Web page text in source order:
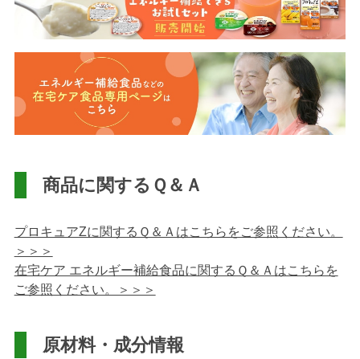
商品に関するＱ＆Ａ
プロキュアZに関するＱ＆Ａはこちらをご参照ください。
＞＞＞
在宅ケア エネルギー補給食品に関するＱ＆Ａはこちらを
ご参照ください。＞＞＞
原材料・成分情報